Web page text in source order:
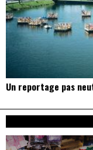
Un reportage pas